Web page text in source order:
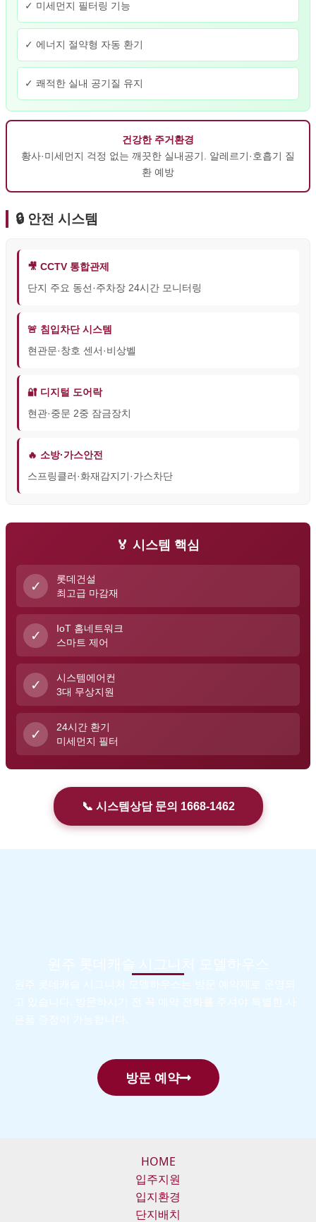
✓ 미세먼지 필터링 기능
✓ 에너지 절약형 자동 환기
✓ 쾌적한 실내 공기질 유지
건강한 주거환경
황사·미세먼지 걱정 없는 깨끗한 실내공기. 알레르기·호흡기 질
환 예방
🔒 안전 시스템
🎥 CCTV 통합관제
단지 주요 동선·주차장 24시간 모니터링
🚨 침입차단 시스템
현관문·창호 센서·비상벨
🔐 디지털 도어락
현관·중문 2중 잠금장치
🔥 소방·가스안전
스프링클러·화재감지기·가스차단
🏅 시스템 핵심
✓
롯데건설
최고급 마감재
✓
IoT 홈네트워크
스마트 제어
✓
시스템에어컨
3대 무상지원
✓
24시간 환기
미세먼지 필터
📞 시스템상담 문의 1668-1462
원주 롯데캐슬 시그니처 모델하우스
원주 롯데캐슬 시그니처 모델하우스는 방문 예약제로 운영되
고 있습니다. 방문하시기 전 꼭 예약 전화를 주셔야 특별한 사
은품 증정이 가능합니다.
방문 예약
HOME
입주지원
입지환경
단지배치